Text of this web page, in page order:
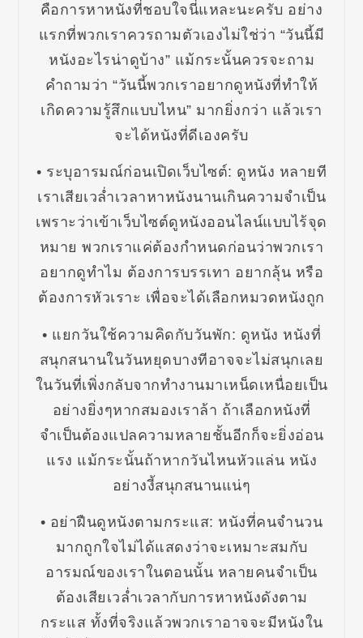
คือการหาหนังที่ชอบใจนี่แหละนะครับ อย่าง
แรกที่พวกเราควรถามตัวเองไม่ใช่ว่า “วันนี้มี
หนังอะไรน่าดูบ้าง” แม้กระนั้นควรจะถาม
คำถามว่า “วันนี้พวกเราอยากดูหนังที่ทำให้
เกิดความรู้สึกแบบไหน” มากยิ่งกว่า แล้วเรา
จะได้หนังที่ดีเองครับ
• ระบุอารมณ์ก่อนเปิดเว็บไซต์: ดูหนัง หลายที
เราเสียเวล่ำเวลาหาหนังนานเกินความจำเป็น
เพราะว่าเข้าเว็บไซต์ดูหนังออนไลน์แบบไร้จุด
หมาย พวกเราแค่ต้องกำหนดก่อนว่าพวกเรา
อยากดูทำไม ต้องการบรรเทา อยากลุ้น หรือ
ต้องการหัวเราะ เพื่อจะได้เลือกหมวดหนังถูก
• แยกวันใช้ความคิดกับวันพัก: ดูหนัง หนังที่
สนุกสนานในวันหยุดบางทีอาจจะไม่สนุกเลย
ในวันที่เพิ่งกลับจากทำงานมาเหน็ดเหนื่อยเป็น
อย่างยิ่งๆหากสมองเราล้า ถ้าเลือกหนังที่
จำเป็นต้องแปลความหลายชั้นอีกก็จะยิ่งอ่อน
แรง แม้กระนั้นถ้าหากวันไหนหัวแล่น หนัง
อย่างงี้สนุกสนานแน่ๆ
• อย่าฝืนดูหนังตามกระแส: หนังที่คนจำนวน
มากถูกใจไม่ได้แสดงว่าจะเหมาะสมกับ
อารมณ์ของเราในตอนนั้น หลายคนจำเป็น
ต้องเสียเวล่ำเวลากับการหาหนังดังตาม
กระแส ทั้งที่จริงแล้วพวกเราอาจจะมีหนังใน